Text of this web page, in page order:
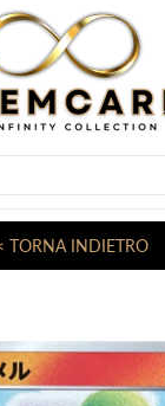
TORNA INDIETRO